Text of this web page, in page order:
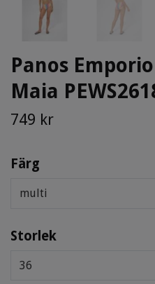
Panos
Maia
749 kr
Färg
multi
Storlek
36